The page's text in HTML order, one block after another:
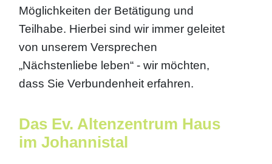
Möglichkeiten der Betätigung und
Teilhabe. Hierbei sind wir immer geleitet
von unserem Versprechen
„Nächstenliebe leben“ - wir möchten,
dass Sie Verbundenheit erfahren.
Das Ev. Altenzentrum Haus
im Johannistal